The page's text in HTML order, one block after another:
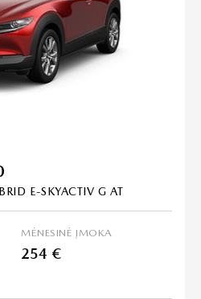
E-SKYACTIV G AT
MĖNESINĖ ĮMOKA
254 €